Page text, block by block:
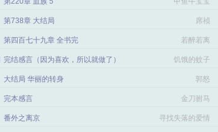
第738章 大结局 席祯
第四百七十九章 全书完 若醉若离
完结感言（因为喜欢，所以就做了） 饥饿的蚊子
大结局 华丽的转身 郭怒
完本感言 金刀驸马
番外之离京 寻找失落的爱情